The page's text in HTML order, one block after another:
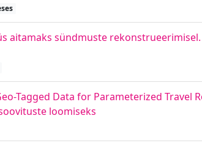
aitamaks sündmuste
Tagged Data for Parameterized
loomiseks